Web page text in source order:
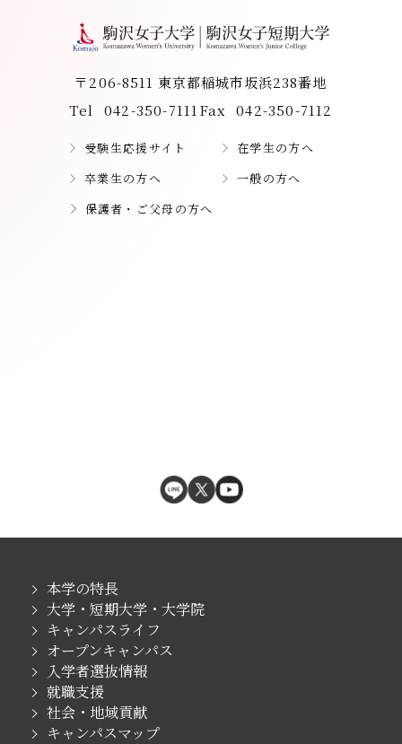
〒206-8511 東京都稲城市坂浜238番地
Tel
042-350-7111Fax 042-350-7112
受験生応援サイト
在学生の方へ
卒業生の方へ
一般の方へ
保護者・ご父母の方へ
本学の特長
大学・短期大学・大学院
キャンパスライフ
オープンキャンパス
入学者選抜情報
就職支援
社会・地域貢献
キャンパスマップ